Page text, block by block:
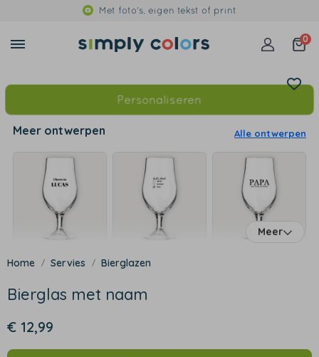
Met foto's, eigen tekst of print
0
Personaliseren
Meer ontwerpen Alle ontwerpen
Meer
Servies Bierglazen
Bierglas met naam
€ 12,99